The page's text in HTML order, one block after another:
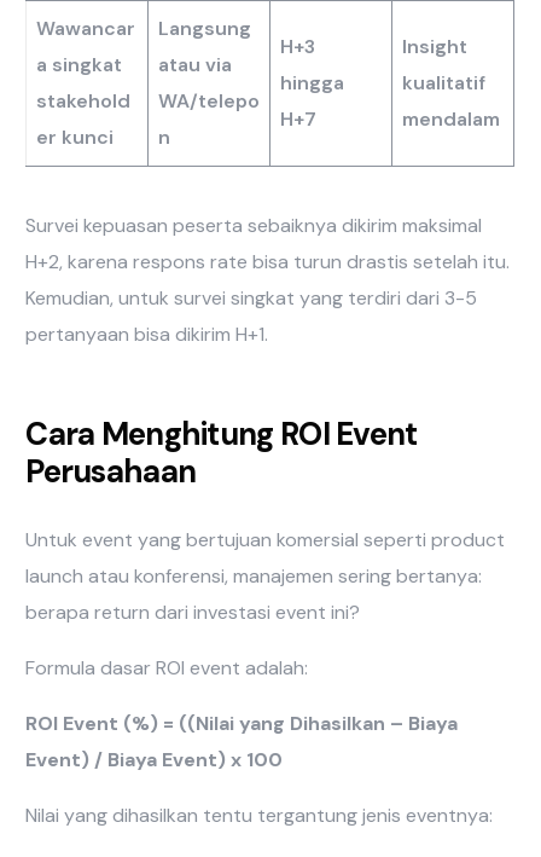
Wawancar
a singkat
stakehold
er kunci
Langsung
atau via
WA/telepo
n
H+3
hingga
H+7
Insight
kualitatif
mendalam
Survei kepuasan peserta sebaiknya dikirim maksimal
H+2, karena respons rate bisa turun drastis setelah itu.
Kemudian, untuk survei singkat yang terdiri dari 3-5
pertanyaan bisa dikirim H+1.
Cara Menghitung ROI Event
Perusahaan
Untuk event yang bertujuan komersial seperti product
launch atau konferensi, manajemen sering bertanya:
berapa return dari investasi event ini?
Formula dasar ROI event adalah:
ROI Event (%) = ((Nilai yang Dihasilkan – Biaya
Event) / Biaya Event) x 100
Nilai yang dihasilkan tentu tergantung jenis eventnya: